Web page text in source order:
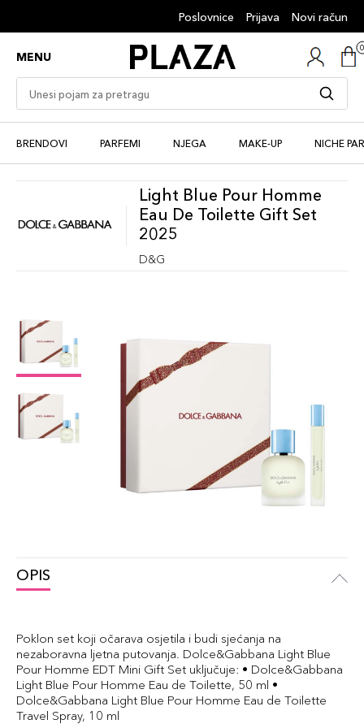
Poslovnice Prijava Novi račun
MENU
BRENDOVI PARFEMI NJEGA MAKE-UP NICHE
Light Blue Pour Homme
Eau De Toilette Gift Set
2025
D&G
OPIS
Poklon set koji očarava osjetila i budi sjećanja na
nezaboravna ljetna putovanja. Dolce&Gabbana Light Blue
Pour Homme EDT Mini Gift Set uključuje: • Dolce&Gabbana
Light Blue Pour Homme Eau de Toilette, 50 ml •
Dolce&Gabbana Light Blue Pour Homme Eau de Toilette
Travel Spray, 10 ml